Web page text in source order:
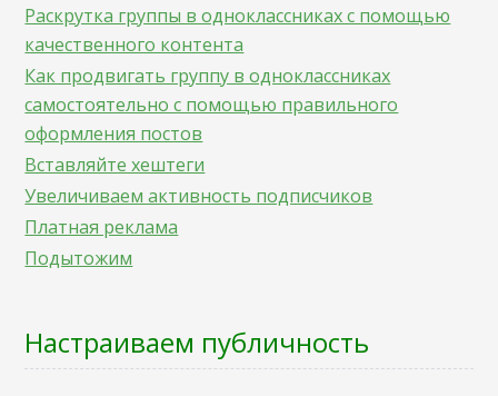
Раскрутка группы в одноклассниках с помощью
качественного контента
Как продвигать группу в одноклассниках
самостоятельно с помощью правильного
оформления постов
Вставляйте хештеги
Увеличиваем активность подписчиков
Платная реклама
Подытожим
Настраиваем публичность